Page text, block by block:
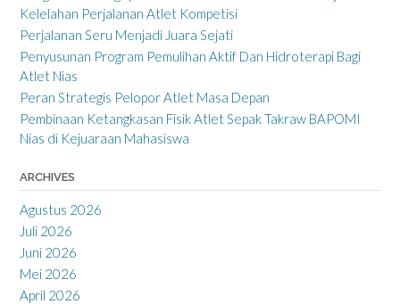
Kelelahan Perjalanan Atlet Kompetisi
Perjalanan Seru Menjadi Juara Sejati
Penyusunan Program Pemulihan Aktif Dan Hidroterapi Bagi
Atlet Nias
Peran Strategis Pelopor Atlet Masa Depan
Pembinaan Ketangkasan Fisik Atlet Sepak Takraw BAPOMI
Nias di Kejuaraan Mahasiswa
ARCHIVES
Agustus 2026
Juli 2026
Juni 2026
Mei 2026
April 2026